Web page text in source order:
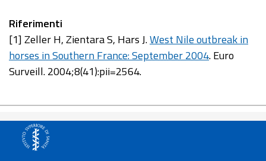
Riferimenti
[1] Zeller H, Zientara S, Hars J.West Nile outbreak in
horses in Southern France: September 2004. Euro
Surveill. 2004;8(41):pii=2564.